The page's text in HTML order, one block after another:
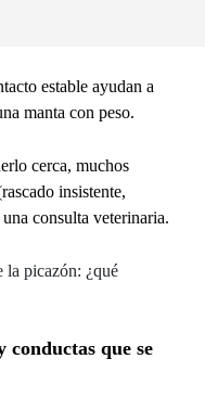
estable ayudan a
manta con peso.
cerca, muchos
insistente,
consulta veterinaria.
la picazón: ¿qué
conductas que se